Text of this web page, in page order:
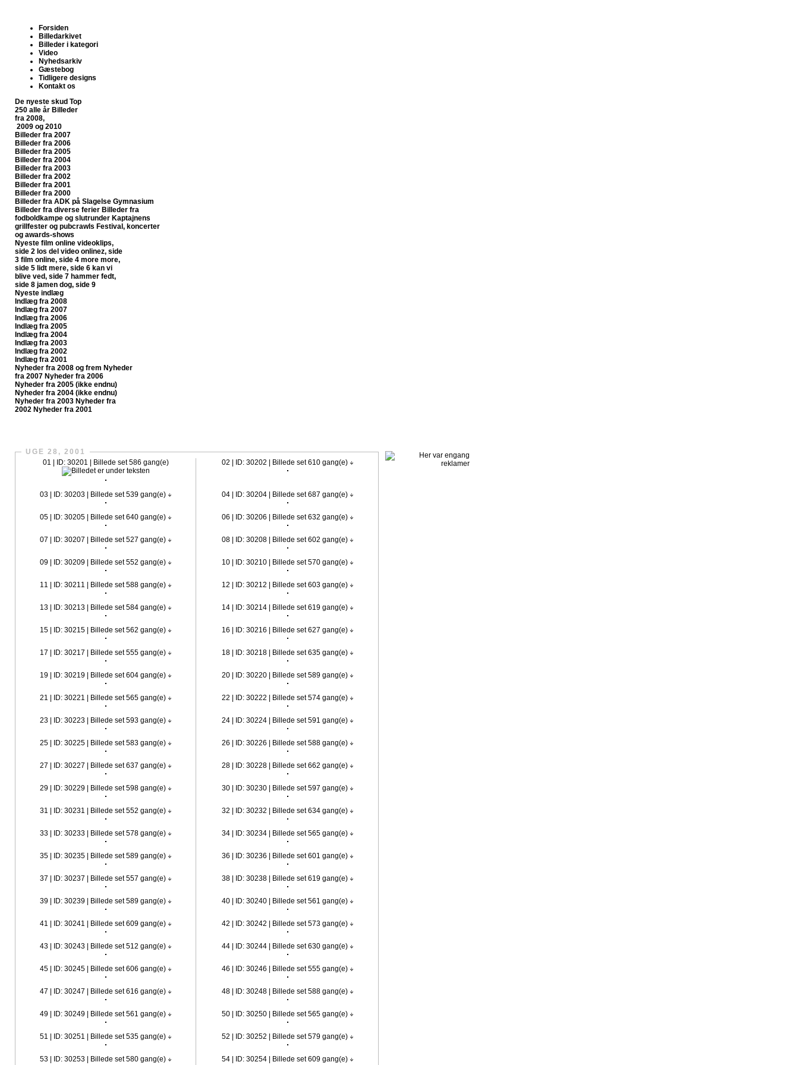
Forsiden
Billedarkivet
Billeder i kategori
Video
Nyhedsarkiv
Gæstebog
Tidligere designs
Kontakt os
De nyeste skud Top
250 alle år Billeder
fra 2008,
2009 og 2010
Billeder fra 2007
Billeder fra 2006
Billeder fra 2005
Billeder fra 2004
Billeder fra 2003
Billeder fra 2002
Billeder fra 2001
Billeder fra 2000
Billeder fra ADK på Slagelse Gymnasium
Billeder fra diverse ferier Billeder fra
fodboldkampe og slutrunder Kaptajnens
grillfester og pubcrawls Festival, koncerter
og awards-shows
Nyeste film online videoklips,
side 2 los del video onlinez, side
3 film online, side 4 more more,
side 5 lidt mere, side 6 kan vi
blive ved, side 7 hammer fedt,
side 8 jamen dog, side 9
Nyeste indlæg
Indlæg fra 2008
Indlæg fra 2007
Indlæg fra 2006
Indlæg fra 2005
Indlæg fra 2004
Indlæg fra 2003
Indlæg fra 2002
Indlæg fra 2001
Nyheder fra 2008 og frem Nyheder
fra 2007 Nyheder fra 2006
Nyheder fra 2005 (ikke endnu)
Nyheder fra 2004 (ikke endnu)
Nyheder fra 2003 Nyheder fra
2002 Nyheder fra 2001
UGE 28, 2001
01 | ID: 30201 | Billede set 586 gang(e)
02 | ID: 30202 | Billede set 610 gang(e)
03 | ID: 30203 | Billede set 539 gang(e) 04 | ID: 30204 | Billede set 687 gang(e)
05 | ID: 30205 | Billede set 640 gang(e) 06 | ID: 30206 | Billede set 632 gang(e)
07 | ID: 30207 | Billede set 527 gang(e) 08 | ID: 30208 | Billede set 602 gang(e)
09 | ID: 30209 | Billede set 552 gang(e) 10 | ID: 30210 | Billede set 570 gang(e)
11 | ID: 30211 | Billede set 588 gang(e) 12 | ID: 30212 | Billede set 603 gang(e)
13 | ID: 30213 | Billede set 584 gang(e) 14 | ID: 30214 | Billede set 619 gang(e)
15 | ID: 30215 | Billede set 562 gang(e) 16 | ID: 30216 | Billede set 627 gang(e)
17 | ID: 30217 | Billede set 555 gang(e) 18 | ID: 30218 | Billede set 635 gang(e)
19 | ID: 30219 | Billede set 604 gang(e) 20 | ID: 30220 | Billede set 589 gang(e)
21 | ID: 30221 | Billede set 565 gang(e) 22 | ID: 30222 | Billede set 574 gang(e)
23 | ID: 30223 | Billede set 593 gang(e) 24 | ID: 30224 | Billede set 591 gang(e)
25 | ID: 30225 | Billede set 583 gang(e) 26 | ID: 30226 | Billede set 588 gang(e)
27 | ID: 30227 | Billede set 637 gang(e) 28 | ID: 30228 | Billede set 662 gang(e)
29 | ID: 30229 | Billede set 598 gang(e) 30 | ID: 30230 | Billede set 597 gang(e)
31 | ID: 30231 | Billede set 552 gang(e) 32 | ID: 30232 | Billede set 634 gang(e)
33 | ID: 30233 | Billede set 578 gang(e) 34 | ID: 30234 | Billede set 565 gang(e)
35 | ID: 30235 | Billede set 589 gang(e) 36 | ID: 30236 | Billede set 601 gang(e)
37 | ID: 30237 | Billede set 557 gang(e) 38 | ID: 30238 | Billede set 619 gang(e)
39 | ID: 30239 | Billede set 589 gang(e) 40 | ID: 30240 | Billede set 561 gang(e)
41 | ID: 30241 | Billede set 609 gang(e) 42 | ID: 30242 | Billede set 573 gang(e)
43 | ID: 30243 | Billede set 512 gang(e) 44 | ID: 30244 | Billede set 630 gang(e)
45 | ID: 30245 | Billede set 606 gang(e) 46 | ID: 30246 | Billede set 555 gang(e)
47 | ID: 30247 | Billede set 616 gang(e) 48 | ID: 30248 | Billede set 588 gang(e)
49 | ID: 30249 | Billede set 561 gang(e) 50 | ID: 30250 | Billede set 565 gang(e)
51 | ID: 30251 | Billede set 535 gang(e) 52 | ID: 30252 | Billede set 579 gang(e)
53 | ID: 30253 | Billede set 580 gang(e) 54 | ID: 30254 | Billede set 609 gang(e)